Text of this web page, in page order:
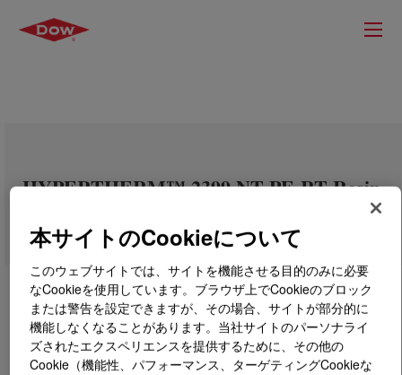
HYPERTHERM™ 2399 NT PE-RT Resin
本サイトのCookieについて
このウェブサイトでは、サイトを機能させる目的のみに必要
なCookieを使用しています。ブラウザ上でCookieのブロック
または警告を設定できますが、その場合、サイトが部分的に
機能しなくなることがあります。当社サイトのパーソナライ
ズされたエクスペリエンスを提供するために、その他の
Cookie（機能性、パフォーマンス、ターゲティングCookieな